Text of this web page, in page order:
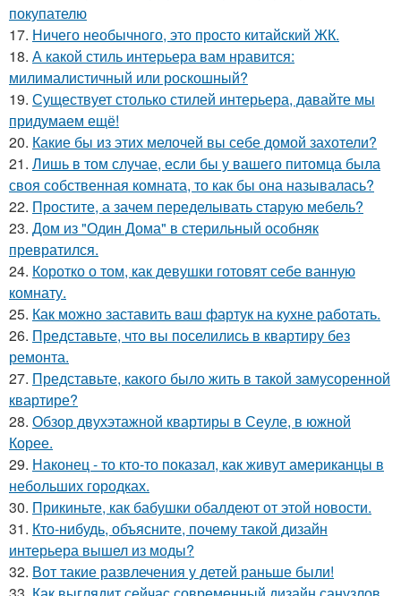
покупателю
17. Ничего необычного, это просто китайский ЖК.
18. А какой стиль интерьера вам нравится:
милималистичный или роскошный?
19. Существует столько стилей интерьера, давайте мы
придумаем ещё!
20. Какие бы из этих мелочей вы себе домой захотели?
21. Лишь в том случае, если бы у вашего питомца была
своя собственная комната, то как бы она называлась?
22. Простите, а зачем переделывать старую мебель?
23. Дом из "Один Дома" в стерильный особняк
превратился.
24. Коротко о том, как девушки готовят себе ванную
комнату.
25. Как можно заставить ваш фартук на кухне работать.
26. Представьте, что вы поселились в квартиру без
ремонта.
27. Представьте, какого было жить в такой замусоренной
квартире?
28. Обзор двухэтажной квартиры в Сеуле, в южной
Корее.
29. Наконец - то кто-то показал, как живут американцы в
небольших городках.
30. Прикиньте, как бабушки обалдеют от этой новости.
31. Кто-нибудь, объясните, почему такой дизайн
интерьера вышел из моды?
32. Вот такие развлечения у детей раньше были!